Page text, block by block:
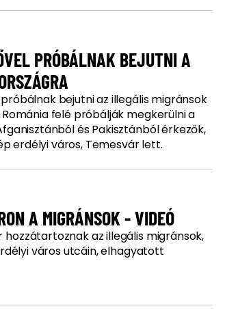
PRÓBÁLNAK BEJUTNI A
bejutni az illegális migránsok
felé próbálják megkerülni a
és Pakisztánból érkezők,
erdélyi város, Temesvár lett.
A MIGRÁNSOK - VIDEÓ
az illegális migránsok,
város utcáin, elhagyatott